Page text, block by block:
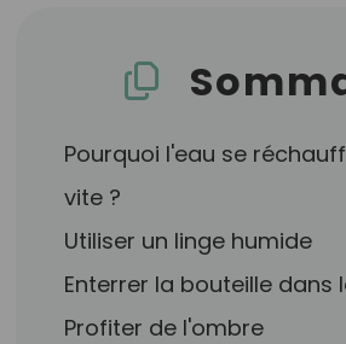
Pourquoi l'eau se
vite ?
Utiliser un linge humide
Enterrer la bouteille dans
Profiter de l'ombre